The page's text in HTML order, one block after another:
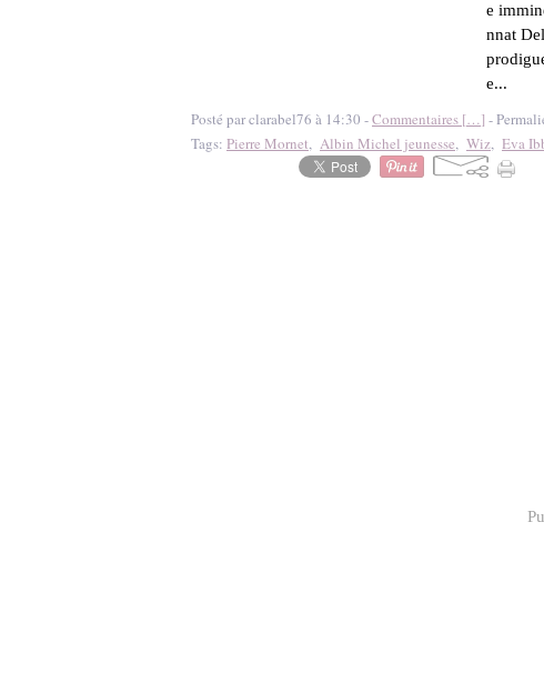
e
nnat
e...
Posté par clarabel76 à 14:30 -Commentaires […] -
Tags: Pierre Mornet, Albin Michel jeunesse, Wiz, Eva